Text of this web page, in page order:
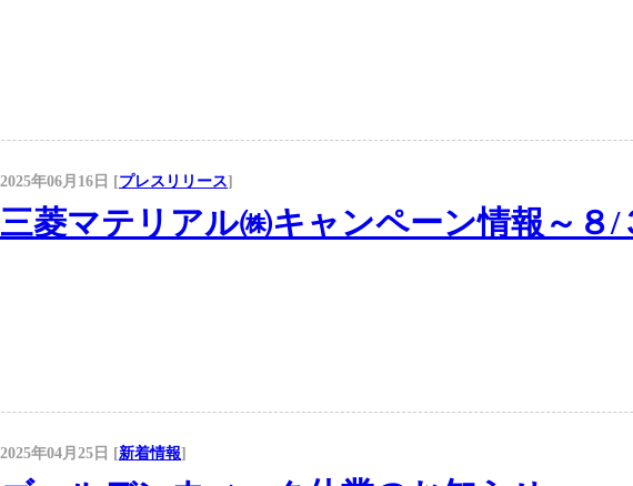
2025年06月16日 [プレスリリース]
三菱マテリアル㈱キャンペーン情報～８/
2025年04月25日 [新着情報]